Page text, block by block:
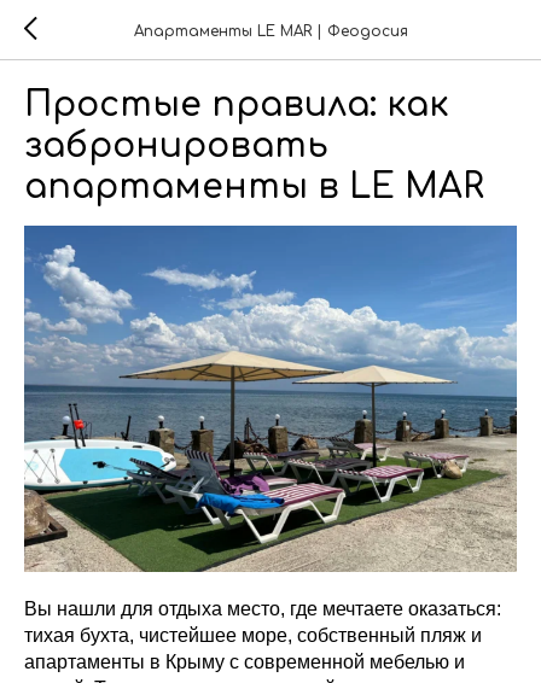
Апартаменты LE MAR | Феодосия
Простые правила: как
забронировать
апартаменты в LE MAR
Вы нашли для отдыха место, где мечтаете оказаться:
тихая бухта, чистейшее море, собственный пляж и
апартаменты в Крыму с современной мебелью и